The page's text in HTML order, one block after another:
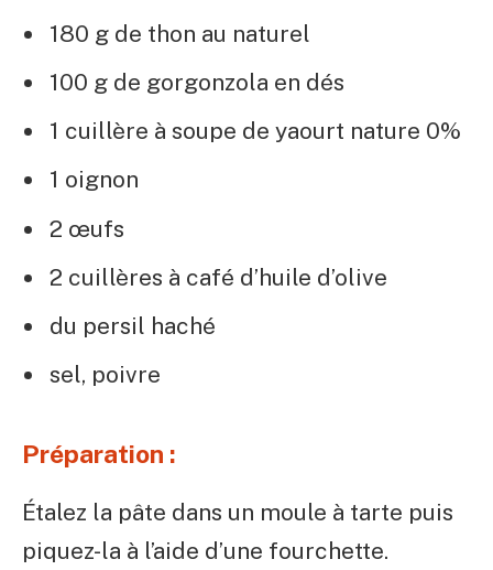
180 g de thon au naturel
100 g de gorgonzola en dés
1 cuillère à soupe de yaourt nature 0%
1 oignon
2 œufs
2 cuillères à café d’huile d’olive
du persil haché
sel, poivre
Préparation :
Étalez la pâte dans un moule à tarte puis
piquez-la à l’aide d’une fourchette.